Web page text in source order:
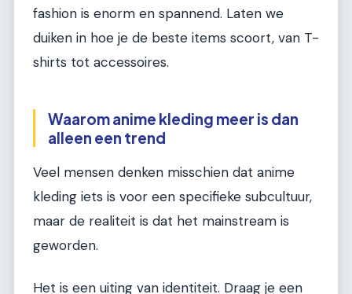
fashion is enorm en spannend. Laten we
duiken in hoe je de beste items scoort, van T-
shirts tot accessoires.
Waarom anime kleding meer is dan
alleen een trend
Veel mensen denken misschien dat anime
kleding iets is voor een specifieke subcultuur,
maar de realiteit is dat het mainstream is
geworden.
Het is een uiting van identiteit. Draag je een